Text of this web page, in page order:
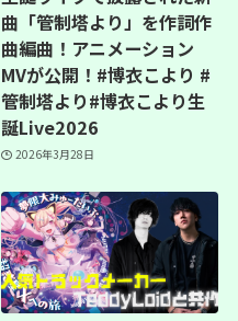
曲「管制塔より」を作詞作
曲編曲！アニメーション
MVが公開！#博衣こより #
管制塔より#博衣こより生
誕Live2026
2026年3月28日